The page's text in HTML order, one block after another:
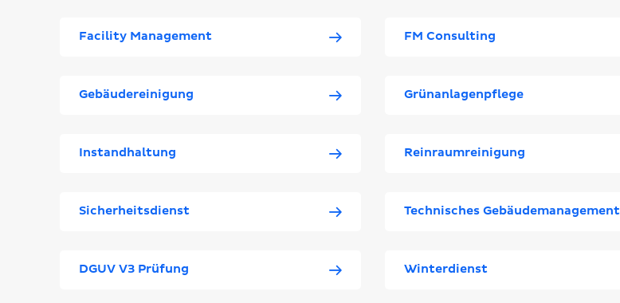
Facility Management
Gebäudereinigung
Instandhaltung
Sicherheitsdienst
DGUV V3 Prüfung
FM Consulting
Grünanlagenpflege
Reinraumreinigung
Technisches Gebäudemanagement
Winterdienst